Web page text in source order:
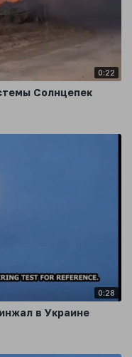
0:22
Солнцепек
0:28
в Украине